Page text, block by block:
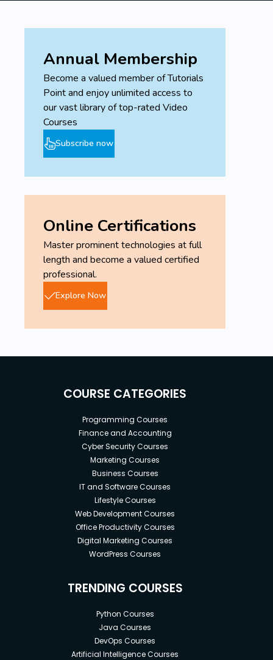
Annual Membership
Become a valued member of Tutorials
Point and enjoy unlimited access to
our vast library of top-rated Video
Courses
Subscribe now
Online Certifications
Master prominent technologies at full
length and become a valued certified
professional.
Explore Now
COURSE CATEGORIES
Programming Courses
Finance and Accounting
Cyber Security Courses
Marketing Courses
Business Courses
IT and Software Courses
Lifestyle Courses
Web Development Courses
Office Productivity Courses
Digital Marketing Courses
WordPress Courses
TRENDING COURSES
Python Courses
Java Courses
DevOps Courses
Artificial Intelligence Courses